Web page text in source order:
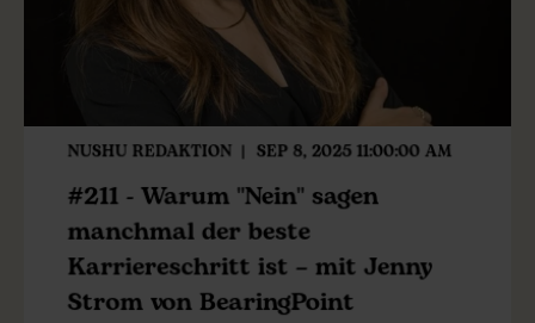
NUSHU REDAKTION SEP 8, 2025 11:00:00 AM
#211 - Warum "Nein" sagen
manchmal der beste
Karriereschritt ist – mit Jenny
Strom von BearingPoint